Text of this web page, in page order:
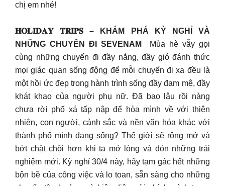
chị em nhé!
𝐇𝐎𝐋𝐈𝐃𝐀𝐘 𝐓𝐑𝐈𝐏𝐒 – KHÁM PHÁ KỲ NGHỈ VÀ
NHỮNG CHUYẾN ĐI SEVENAM
Mùa hè vẫy gọi
cùng những chuyến đi đầy nắng, đầy gió đánh thức
mọi giác quan sống động để mỗi chuyến đi xa đều là
một hồi ức đẹp trong hành trình sống đầy đam mê, đầy
khát khao của người phụ nữ. Đã bao lâu rồi nàng
chưa rời phố xá tấp nập để hòa mình về với thiên
nhiên, con người, cảnh sắc và nền văn hóa khác với
thành phố mình đang sống? Thế giới sẽ rộng mở và
bớt chật chội hơn khi ta mở lòng và đón những trải
nghiệm mới. Kỳ nghỉ 30/4 này, hãy tạm gác hết những
bộn bề của công việc và lo toan, sẵn sàng cho những